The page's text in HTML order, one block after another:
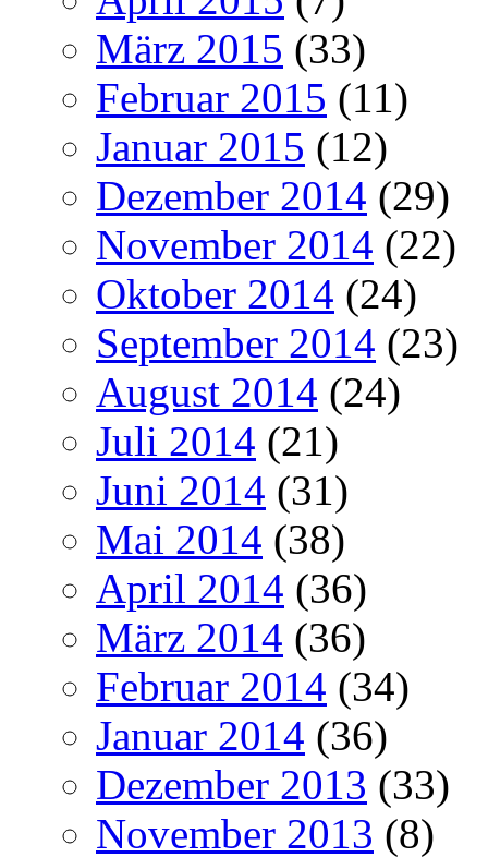
März 2015 (33)
Februar 2015 (11)
Januar 2015 (12)
Dezember 2014 (29)
November 2014 (22)
Oktober 2014 (24)
September 2014 (23)
August 2014 (24)
Juli 2014 (21)
Juni 2014 (31)
Mai 2014 (38)
April 2014 (36)
März 2014 (36)
Februar 2014 (34)
Januar 2014 (36)
Dezember 2013 (33)
November 2013 (8)